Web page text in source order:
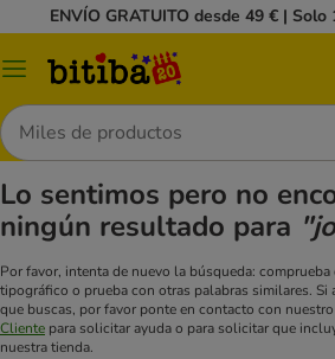
ENVÍO GRATUITO desde 49 € |
Menú
Buscar
Lo sentimos pero no
ningún resultado para
Por favor, intenta de nuevo la búsqueda:
tipográfico o prueba con otras palabras similares. Si
que buscas, por favor ponte en contacto con nuestro
Cliente para solicitar ayuda o para solicitar que
nuestra tienda.